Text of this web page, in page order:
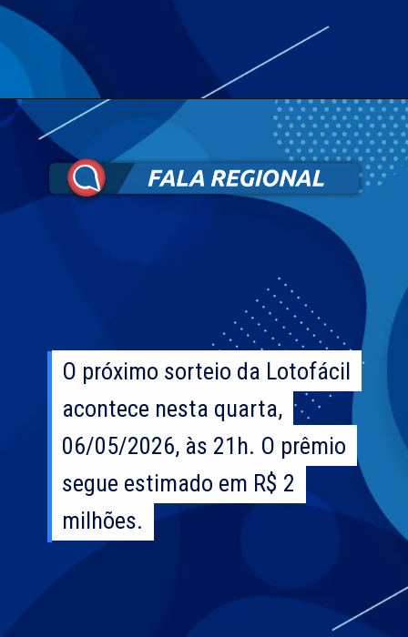
O próximo sorteio da Lotofácil
acontece nesta quarta,
06/05/2026, às 21h. O prêmio
segue estimado em R$ 2
milhões.
O próximo sorteio da Lotofácil
acontece nesta quarta,
06/05/2026, às 21h. O prêmio
segue estimado em R$ 2
milhões.